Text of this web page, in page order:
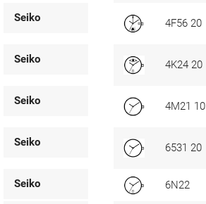
Seiko 4F56 20
Seiko 4K24 20
Seiko 4M21 10
Seiko 6531 20
Seiko 6N22